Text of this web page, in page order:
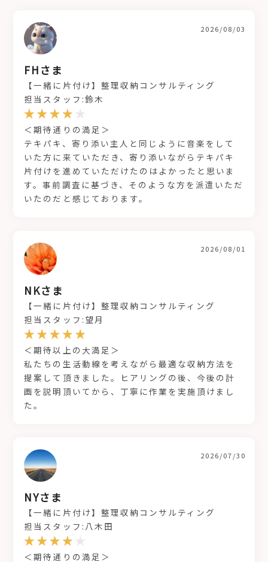
FHさま
2026/08/03
【一緒に片付け】整理収納コンサルティング
担当スタッフ:鈴木
＜期待通りの満足＞
テキパキ、寄り添い主人と同じように音楽をして
いた方に来ていただき、寄り添いながらテキパキ
片付けを進めていただけたのはよかったと思いま
す。事前調査に基づき、そのような方を派遣いただ
いたのだと感じております。
NKさま
2026/08/01
【一緒に片付け】整理収納コンサルティング
担当スタッフ:望月
＜期待以上の大満足＞
私たちの生活動線を考えながら最適な収納方法を
提案して頂きました。ヒアリングの後、今後の計
画を説明頂いてから、丁寧に作業を実施頂けまし
た。
NYさま
2026/07/30
【一緒に片付け】整理収納コンサルティング
担当スタッフ:八木田
＜期待通りの満足＞